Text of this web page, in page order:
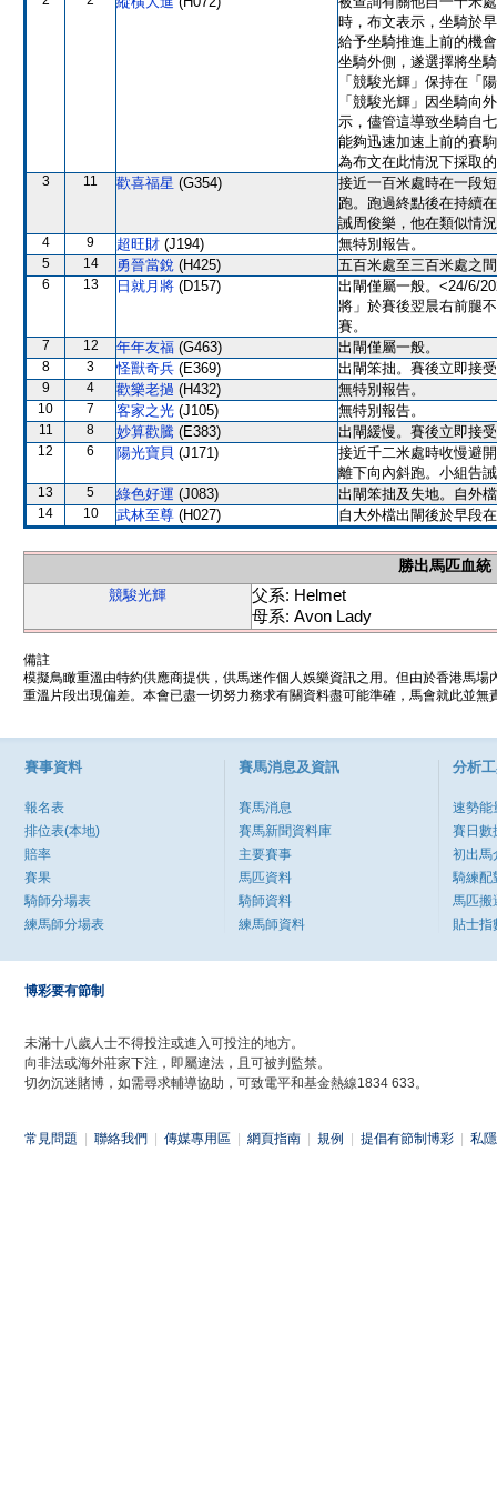
時，布文表示，坐騎於
給予坐騎推進上前的機
坐騎外側，遂選擇將坐
「競駿光輝」保持在「
「競駿光輝」因坐騎向
示，儘管這導致坐騎自
能夠迅速加速上前的賽
為布文在此情況下採取
3 11 歡喜福星 (G354)
接近一百米處時在一段
跑。跑過終點後在持續
誡周俊樂，他在類似情
4 9 超旺財 (J194) 無特別報告。
5 14 勇晉當銳 (H425) 五百米處至三百米處之
6 13 日就月將 (D157)
出閘僅屬一般。<24/6/
將」於賽後翌晨右前腿
賽。
7 12 年年友福 (G463) 出閘僅屬一般。
8 3 怪獸奇兵 (E369) 出閘笨拙。賽後立即接
9 4 歡樂老撾 (H432) 無特別報告。
10 7 客家之光 (J105) 無特別報告。
11 8 妙算歡騰 (E383) 出閘緩慢。賽後立即接
12 6 陽光寶貝 (J171)
接近千二米處時收慢避
離下向內斜跑。小組告
13 5 綠色好運 (J083) 出閘笨拙及失地。自外
14 10 武林至尊 (H027) 自大外檔出閘後於早段
勝出馬匹血統
競駿光輝
父系: Helmet
母系: Avon Lady
備註
模擬鳥瞰重溫由特約供應商提供，供馬迷作個人娛樂資訊之用。但由於香港馬
重溫片段出現偏差。本會已盡一切努力務求有關資料盡可能準確，馬會就此並
賽事資料
報名表
排位表(本地)
賠率
賽果
騎師分場表
練馬師分場表
賽馬消息及資訊
賽馬消息
賽馬新聞資料庫
主要賽事
馬匹資料
騎師資料
練馬師資料
分析
速勢能
賽日數
初出馬
騎練配
馬匹搬
貼士指
博彩要有節制
未滿十八歲人士不得投注或進入可投注的地方。
向非法或海外莊家下注，即屬違法，且可被判監禁。
切勿沉迷賭博，如需尋求輔導協助，可致電平和基金熱線1834 633。
常見問題 聯絡我們 傳媒專用區 網頁指南 規例 提倡有節制博彩 私